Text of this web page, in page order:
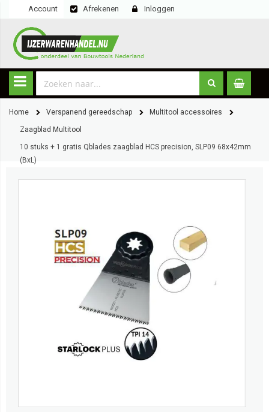
Account Afrekenen Inloggen
Home Verspanend gereedschap Multitool accessoires
Zaagblad Multitool
10 stuks + 1 gratis Qblades zaagblad HCS precision, SLP09 68x42mm
(BxL)